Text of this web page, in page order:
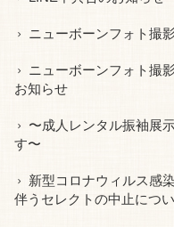
ニューボーンフォト撮
ニューボーンフォト撮
お知らせ
〜成人レンタル振袖展
す〜
新型コロナウィルス感
伴うセレクトの中止につ